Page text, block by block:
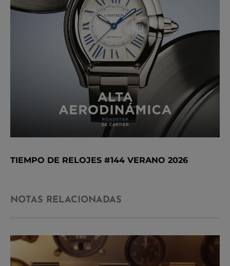
TIEMPO DE RELOJES #144 VERANO 2026
NOTAS RELACIONADAS